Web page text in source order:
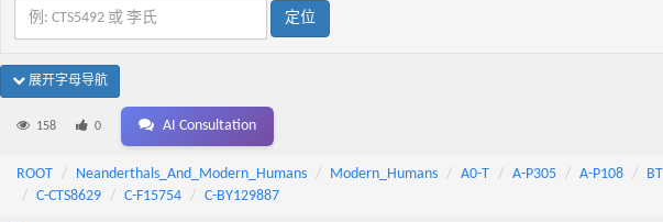
展开字母导航
158 0 AI Consultation
ROOT Neanderthals_And_Modern_Humans Modern_Humans A0-T A-P305 A-P108 BT
C-CTS8629
C-F15754 C-BY129887